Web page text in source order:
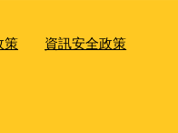
策 資訊安全政策